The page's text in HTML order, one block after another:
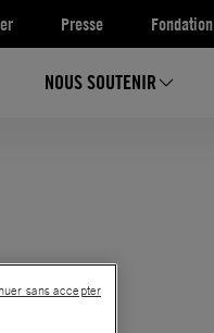
Presse Fondation
NOUS SOUTENIR
sans accepter